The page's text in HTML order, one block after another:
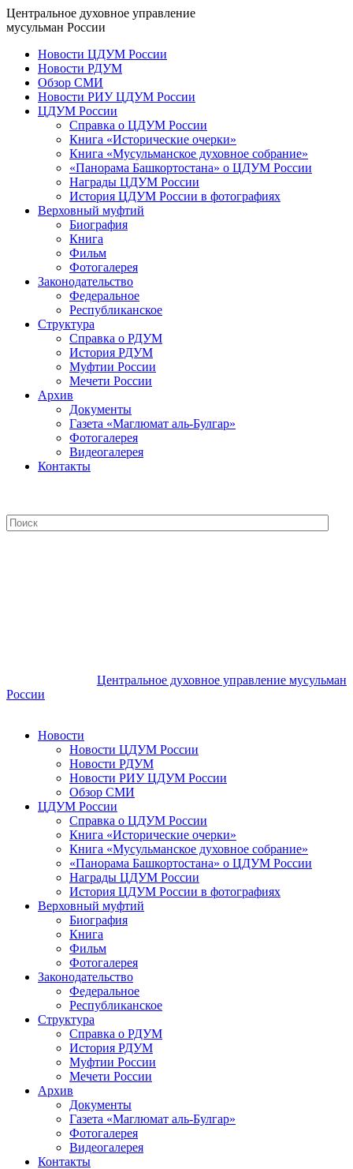
Центральное духовное управление
мусульман России
Новости ЦДУМ России
Новости РДУМ
Обзор СМИ
Новости РИУ ЦДУМ России
ЦДУМ России
Справка о ЦДУМ России
Книга «Исторические очерки»
Книга «Мусульманское духовное собрание»
«Панорама Башкортостана» о ЦДУМ России
Награды ЦДУМ России
История ЦДУМ России в фотографиях
Верховный муфтий
Биография
Книга
Фильм
Фотогалерея
Законодательство
Федеральное
Республиканское
Структура
Справка о РДУМ
История РДУМ
Муфтии России
Мечети России
Архив
Документы
Газета «Маглюмат аль-Булгар»
Фотогалерея
Видеогалерея
Контакты
Центральное духовное управление мусульман
России
Новости
Новости ЦДУМ России
Новости РДУМ
Новости РИУ ЦДУМ России
Обзор СМИ
ЦДУМ России
Справка о ЦДУМ России
Книга «Исторические очерки»
Книга «Мусульманское духовное собрание»
«Панорама Башкортостана» о ЦДУМ России
Награды ЦДУМ России
История ЦДУМ России в фотографиях
Верховный муфтий
Биография
Книга
Фильм
Фотогалерея
Законодательство
Федеральное
Республиканское
Структура
Справка о РДУМ
История РДУМ
Муфтии России
Мечети России
Архив
Документы
Газета «Маглюмат аль-Булгар»
Фотогалерея
Видеогалерея
Контакты